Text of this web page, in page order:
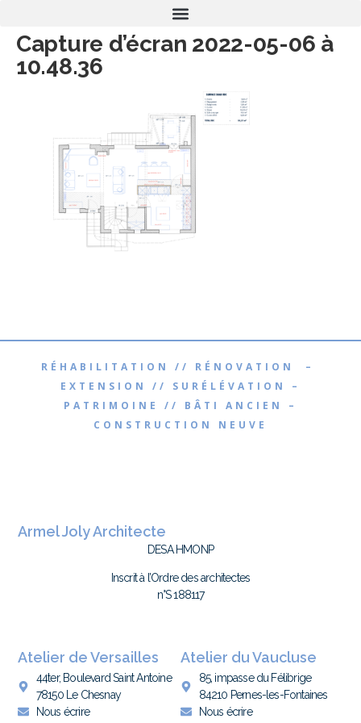
Capture d’écran 2022-05-06 à
10.48.36
RÉHABILITATION // RÉNOVATION –
EXTENSION // SURÉLÉVATION –
PATRIMOINE // BÂTI ANCIEN –
CONSTRUCTION NEUVE
Armel Joly Architecte
DESA HMONP
Inscrit à l’Ordre des architectes
n°S 188117
Atelier de Versailles
44ter, Boulevard Saint Antoine
78150 Le Chesnay
Nous écrire
Atelier du Vaucluse
85, impasse du Félibrige
84210 Pernes-les-Fontaines
Nous écrire